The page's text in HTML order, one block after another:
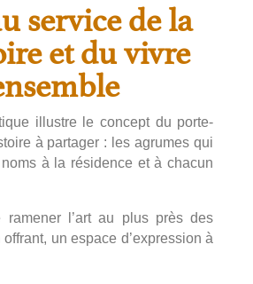
service de la
et du vivre
illustre le concept du porte-
à partager : les agrumes qui
à la résidence et à chacun
ramener l’art au plus près des
un espace d’expression à